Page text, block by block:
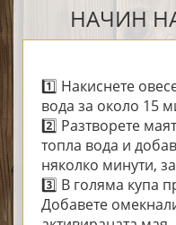
НАЧИН
1️⃣ Накиснете
вода за около 15
2️⃣ Разтворете
топла вода и
няколко минути,
3️⃣ В голяма купа
Добавете